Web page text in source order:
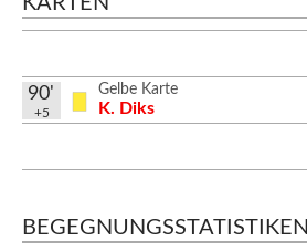
Gelbe Karte
K. Diks
90'
+5
BEGEGNUNGSSTATISTIKEN